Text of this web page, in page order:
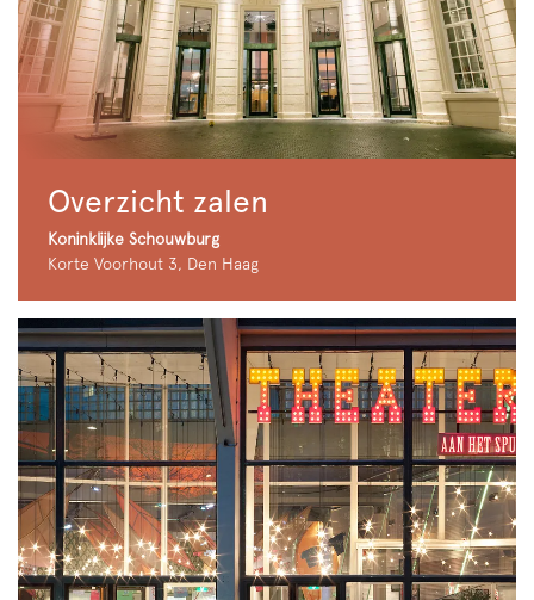
Overzicht zalen
Koninklijke Schouwburg
Korte Voorhout 3, Den Haag